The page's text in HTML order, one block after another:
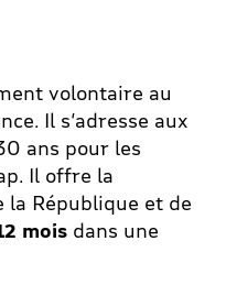
volontaire au
Il s’adresse aux
ans pour les
Il offre la
République et de
mois dans une